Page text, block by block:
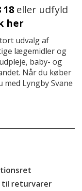
18eller udfyld
her
udvalg af
lægemidler og
baby- og
Når du køber
Lyngby Svane
til returvarer